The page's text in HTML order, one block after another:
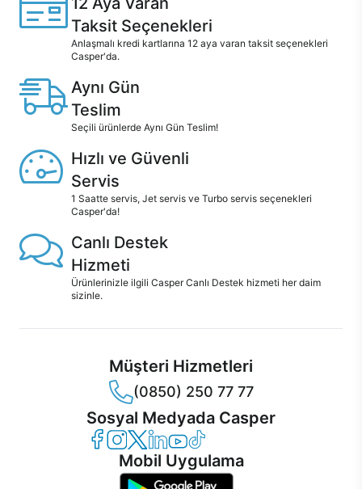
Taksit Seçenekleri
Anlaşmalı kredi kartlarına 12 aya varan taksit seçenekleri
Casper'da.
Aynı Gün
Teslim
Seçili ürünlerde Aynı Gün Teslim!
Hızlı ve Güvenli
Servis
1 Saatte servis, Jet servis ve Turbo servis seçenekleri
Casper'da!
Canlı Destek
Hizmeti
Ürünlerinizle ilgili Casper Canlı Destek hizmeti her daim
sizinle.
Müşteri Hizmetleri
(0850) 250 77 77
Sosyal Medyada Casper
Casper Facebook
Casper Instagram
Casper Twitter
Casper LinkedIn
Casper YouTube
Casper TikTok
Mobil Uygulama